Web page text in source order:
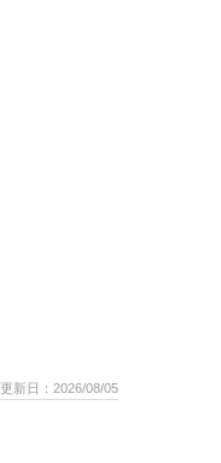
更新日：2026/08/05